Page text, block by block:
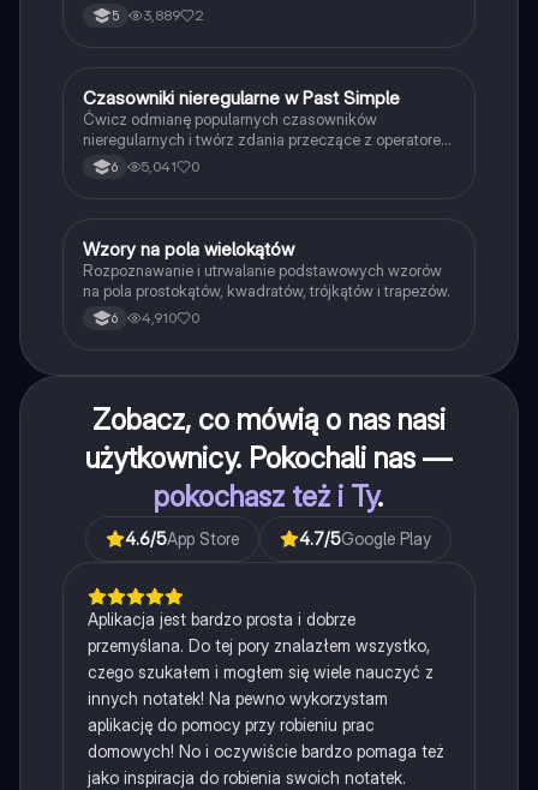
5 3,889 2
CJęzyk angielski
Czasowniki nieregularne w Past Simple
Ćwicz odmianę popularnych czasowników
nieregularnych i twórz zdania przeczące z operatorem
didn't w czasie Past Simple.
6 5,041 0
WMatematyka
Wzory na pola wielokątów
Rozpoznawanie i utrwalanie podstawowych wzorów
na pola prostokątów, kwadratów, trójkątów i trapezów.
6 4,910 0
Zobacz, co mówią o nas nasi
użytkownicy. Pokochali nas —
pokochasz też i Ty.
4.6/5App Store 4.7/5Google Play
Aplikacja jest bardzo prosta i dobrze
przemyślana. Do tej pory znalazłem wszystko,
czego szukałem i mogłem się wiele nauczyć z
innych notatek! Na pewno wykorzystam
aplikację do pomocy przy robieniu prac
domowych! No i oczywiście bardzo pomaga też
jako inspiracja do robienia swoich notatek.